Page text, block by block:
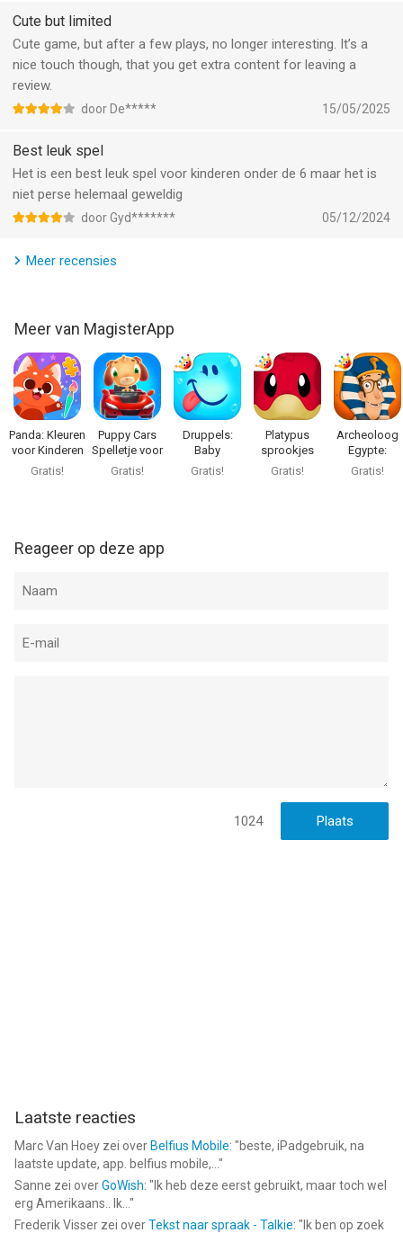
https://www.apple.com/legal/internet-
services/itunes/dev/stdeula/
SECURITY FOR YOUR CHILDREN
MagisterApp creates high quality apps for children.No third
advertisements.
Millions of parents trust MagisterApp. Read more and tell us
what you think on www.facebook.com/MagisterApp.
Have fun!
geschikt bevonden voor gebruikers met leeftijden vanaf
Informatie voor Boerderijspellen voor Peutersis het laatst
vergeleken op 7 Aug om 19:00.
Cute but limited
Cute game, but after a few plays, no longer interesting. It’s a
nice touch though, that you get extra content for leaving a
review.
door De***** 15/05/2025
Best leuk spel
Het is een best leuk spel voor kinderen onder de 6 maar het is
niet perse helemaal geweldig
door Gyd******* 05/12/2024
Meer recensies
Meer van MagisterApp
Panda: Kleuren
voor Kinderen
Gratis!
Puppy Cars
Spelletje voor
Kids
Gratis!
Druppels:
Baby
spelletjes 2-5
Gratis!
Platypus
sprookjes
voor kinder
Gratis!
Archeoloog
Egypte:
Spelletjes
Gratis!
Reageer op deze app
1024
Laatste reacties
Marc Van Hoey zei over Belfius Mobile: "beste, iPadgebruik, na
laatste update, app. belfius mobile,... "
Sanne zei overGoWish: " Ik heb deze eerst gebruikt, maar toch wel
erg Amerikaans.. Ik... "
Frederik Visser zei overTekst naar spraak - Talkie: " Ik ben op zoek